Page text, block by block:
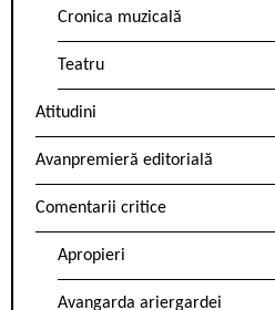
Cronica muzicală
Teatru
Atitudini
Avanpremieră editorială
Comentarii critice
Apropieri
Avangarda ariergardei